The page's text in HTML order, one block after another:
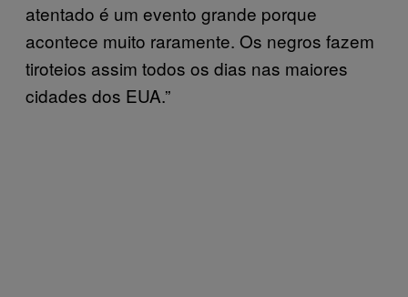
atentado é um evento grande porque
acontece muito raramente. Os negros fazem
tiroteios assim todos os dias nas maiores
cidades dos EUA.”